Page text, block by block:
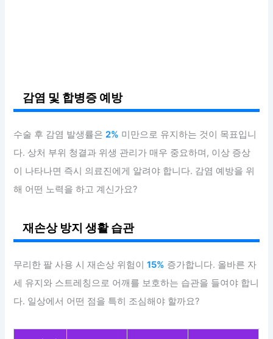
감염 및 합병증 예방
수술 후 감염 발생률은2% 미만으로 유지하는 것이 목표입니
다. 상처 부위 청결과 위생 관리가 매우 중요하며, 이상 증상
이 나타나면 즉시 의료진에게 알려야 합니다. 감염 예방을 위
해 어떤 노력을 하고 계신가요?
재손상 방지 생활 습관
무리한 팔 사용 시 재손상 위험이15% 증가합니다. 올바른 자
세 유지와 스트레칭으로 어깨를 보호하는 습관을 들여야 합니
다. 일상에서 어떤 점을 특히 조심해야 할까요?